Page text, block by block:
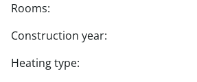
Rooms:
Construction year:
Heating type: